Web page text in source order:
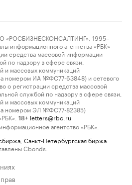
1995–
информационного агентства «РБК»
средства массовой информации
по надзору в сфере связи,
и массовых коммуникаций
номером ИА №ФС77-63848) и сетевого
о регистрации средства массовой
службой по надзору в сфере связи,
и массовых коммуникаций
номером ЭЛ №ФС77-82385)
18+ letters@rbc.ru
агентство «РБК».
Санкт-Петербургская биржа
Cbonds.